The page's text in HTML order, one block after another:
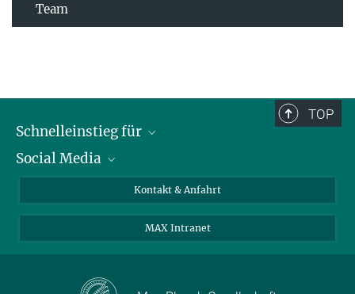
Team
TOP
Schnelleinstieg für
Journalist*innen
Schüler*innen und Lehrkräfte
Social Media
LinkedIn
Facebook
Kontakt & Anfahrt
MAX Intranet